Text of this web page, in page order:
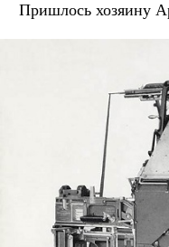
Пришлось хозяину